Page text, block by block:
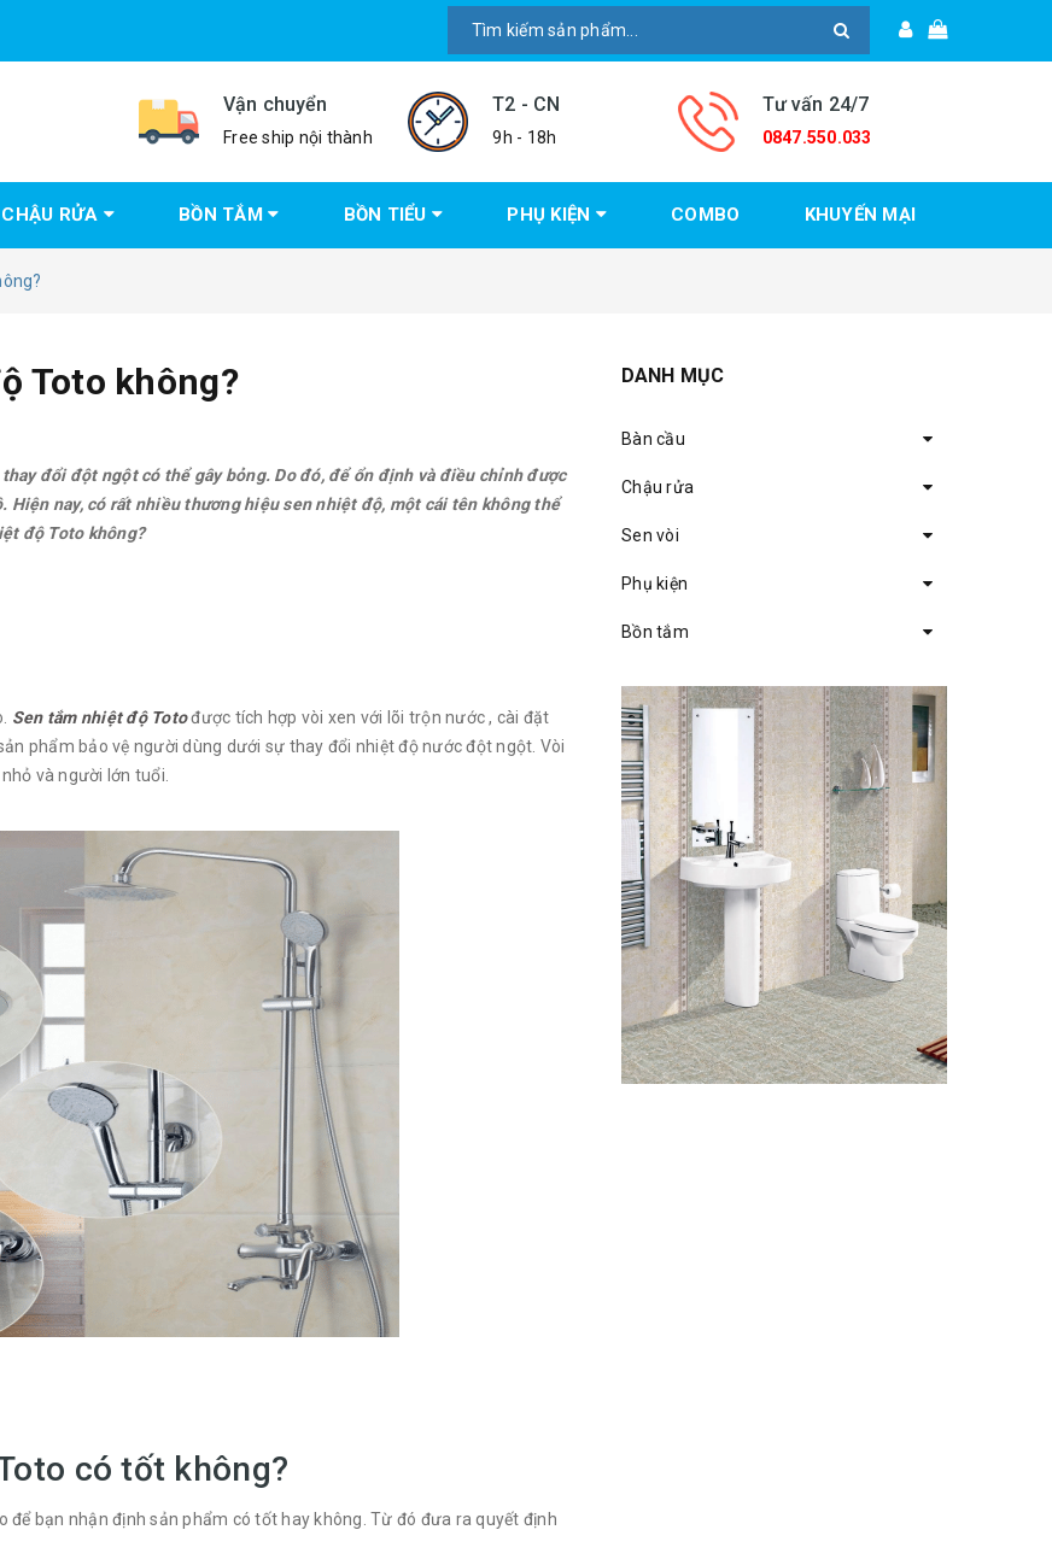
Vận chuyển
Free ship nội thành
T2 - CN
9h - 18h
Tư vấn 24/7
0847.550.033
CHẬU RỬA BỒN TẮM BỒN TIỂU PHỤ KIỆN COMBO KHUYẾN MẠI
Toto không?
đổi đột ngột có thể gây bỏng. Do đó, để ổn định và điều chỉnh được
nay, có rất nhiều thương hiệu sen nhiệt độ, một cái tên không thể
độ Toto không?
Sen tắm nhiệt độ Totođược tích hợp vòi xen với lõi trộn nước , cài đặt
phẩm bảo vệ người dùng dưới sự thay đổi nhiệt độ nước đột ngột. Vòi
và người lớn tuổi.
có tốt không?
bạn nhận định sản phẩm có tốt hay không. Từ đó đưa ra quyết định
DANH MỤC
Bàn cầu
Chậu rửa
Sen vòi
Phụ kiện
Bồn tắm